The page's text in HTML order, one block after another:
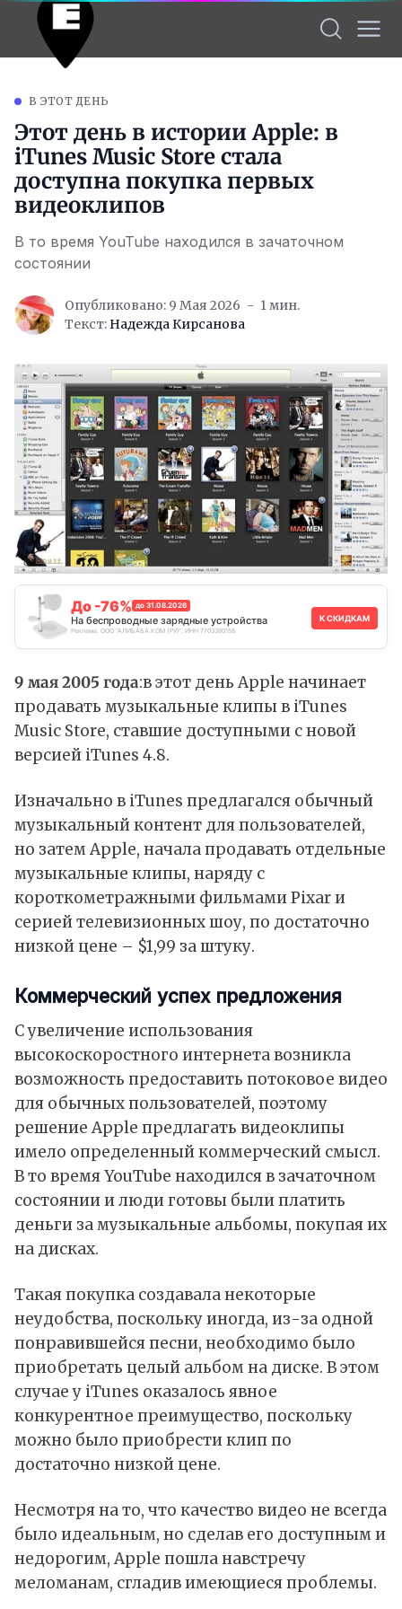
В ЭТОТ ДЕНЬ
Этот день в истории Apple: в
iTunes Music Store стала
доступна покупка первых
видеоклипов
В то время YouTube находился в зачаточном
состоянии
Опубликовано: 9 Мая 2026
1 мин.
Текст: Надежда Кирсанова
До -76% до 31.08.2026
На беспроводные зарядные устройства
Реклама. ООО "АЛИБАБА.КОМ (РУ)", ИНН 7703380158
К СКИДКАМ
9 мая 2005 года:в этот день Apple начинает
продавать музыкальные клипы в iTunes
Music Store, ставшие доступными с новой
версией iTunes 4.8.
Изначально в iTunes предлагался обычный
музыкальный контент для пользователей,
но затем Apple, начала продавать отдельные
музыкальные клипы, наряду с
короткометражными фильмами Pixar и
серией телевизионных шоу, по достаточно
низкой цене – $1,99 за штуку.
Коммерческий успех предложения
С увеличение использования
высокоскоростного интернета возникла
возможность предоставить потоковое видео
для обычных пользователей, поэтому
решение Apple предлагать видеоклипы
имело определенный коммерческий смысл.
В то время YouTube находился в зачаточном
состоянии и люди готовы были платить
деньги за музыкальные альбомы, покупая их
на дисках.
Такая покупка создавала некоторые
неудобства, поскольку иногда, из-за одной
понравившейся песни, необходимо было
приобретать целый альбом на диске. В этом
случае у iTunes оказалось явное
конкурентное преимущество, поскольку
можно было приобрести клип по
достаточно низкой цене.
Несмотря на то, что качество видео не всегда
было идеальным, но сделав его доступным и
недорогим, Apple пошла навстречу
меломанам, сгладив имеющиеся проблемы.